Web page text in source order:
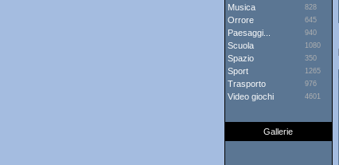
Musica 828
Orrore 645
Paesaggi... 940
Scuola 1080
Spazio 350
Sport 1265
Trasporto 976
Video giochi 4601
Gallerie